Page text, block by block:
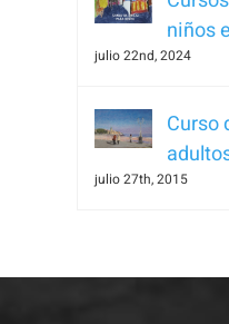
niños
julio 22nd, 2024
Curso
julio 27th, 2015